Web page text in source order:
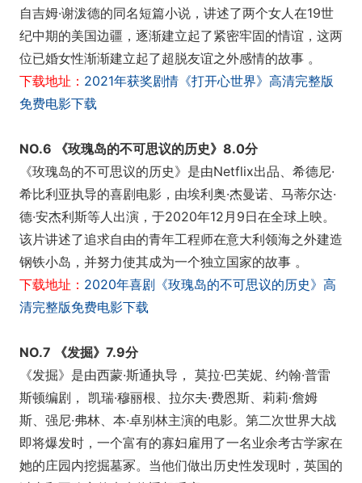
自吉姆·谢泼德的同名短篇小说，讲述了两个女人在19世
纪中期的美国边疆，逐渐建立起了紧密牢固的情谊，这两
位已婚女性渐渐建立起了超脱友谊之外感情的故事 。
下载地址： 2021年获奖剧情《打开心世界》高清完整版
免费电影下载
NO.6 《玫瑰岛的不可思议的历史》8.0分
《玫瑰岛的不可思议的历史》是由Netflix出品、希德尼·
希比利亚执导的喜剧电影，由埃利奥·杰曼诺、马蒂尔达·
德·安杰利斯等人出演，于2020年12月9日在全球上映。
该片讲述了追求自由的青年工程师在意大利领海之外建造
钢铁小岛，并努力使其成为一个独立国家的故事 。
下载地址： 2020年喜剧《玫瑰岛的不可思议的历史》高
清完整版免费电影下载
NO.7 《发掘》7.9分
《发掘》是由西蒙·斯通执导， 莫拉·巴芙妮、约翰·普雷
斯顿编剧， 凯瑞·穆丽根、拉尔夫·费恩斯、莉莉·詹姆
斯、强尼·弗林、本·卓别林主演的电影。第二次世界大战
即将爆发时，一个富有的寡妇雇用了一名业余考古学家在
她的庄园内挖掘墓冢。当他们做出历史性发现时，英国的